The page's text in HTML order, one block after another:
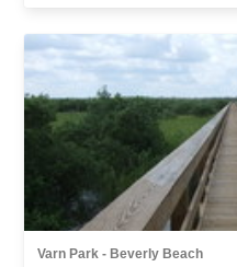
Varn Park - Beverly Beach